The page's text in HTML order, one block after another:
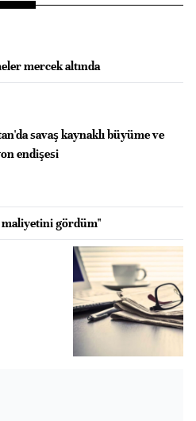
mercek altında
savaş kaynaklı büyüme ve
endişesi
maliyetini gördüm"